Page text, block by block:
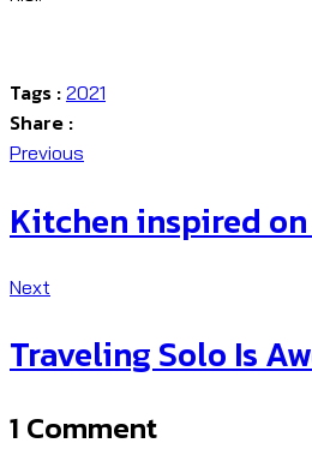
Tags : 2021
Share :
Previous
Kitchen inspired on
Next
Traveling Solo Is
1 Comment